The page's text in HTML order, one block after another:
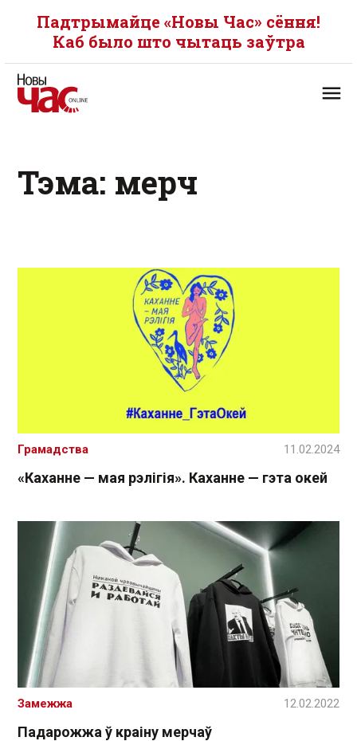
Падтрымайце «Новы Час» сёння!
Каб было што чытаць заўтра
Тэма: мерч
«Каханне — мая рэлігія». Каханне — гэта окей
Грамадства 11.02.2024
Падарожжа ў краіну мерчаў
Замежжа 12.02.2022